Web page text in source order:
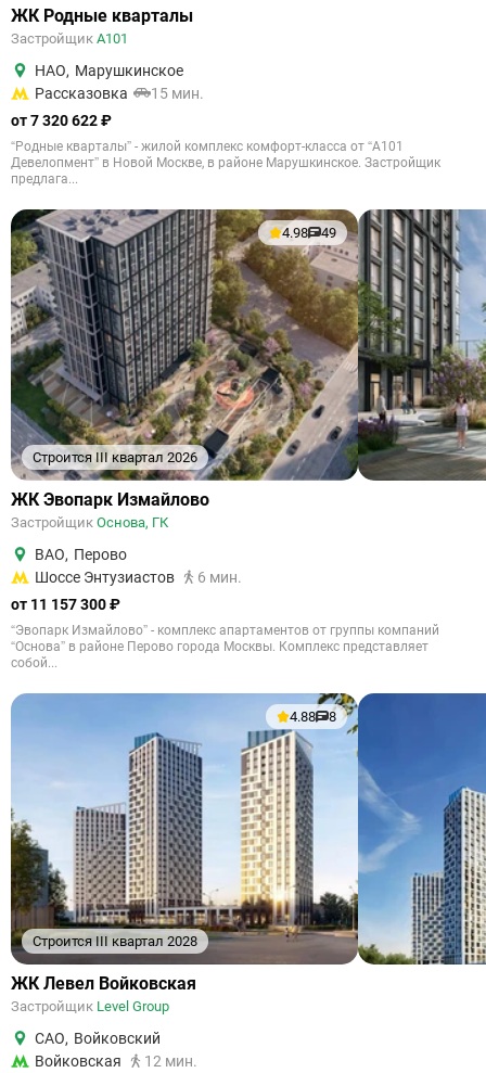
ЖК Родные кварталы
Застройщик А101
НАО, Марушкинское
Рассказовка
15 мин.
от 7 320 622 ₽
“Родные кварталы” - жилой комплекс комфорт-класса от “А101
Девелопмент” в Новой Москве, в районе Марушкинское. Застройщик
предлага...
Строится III квартал 2026
4.98 49
ЖК Эвопарк Измайлово
Застройщик Основа, ГК
ВАО, Перово
Шоссе Энтузиастов
6 мин.
от 11 157 300 ₽
“Эвопарк Измайлово” - комплекс апартаментов от группы компаний
“Основа” в районе Перово города Москвы. Комплекс представляет
собой...
Строится III квартал 2028
4.88 8
ЖК Левел Войковская
Застройщик Level Group
САО, Войковский
Войковская
12 мин.